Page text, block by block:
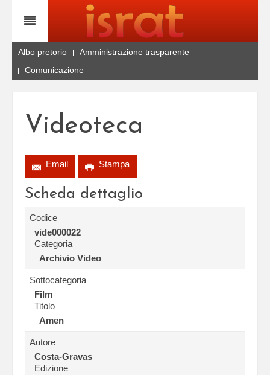
Albo pretorio
Amministrazione trasparente
Comunicazione
Videoteca
Email Stampa
Scheda dettaglio
Codice
vide000022
Categoria
Archivio Video
Sottocategoria
Film
Titolo
Amen
Autore
Costa-Gravas
Edizione